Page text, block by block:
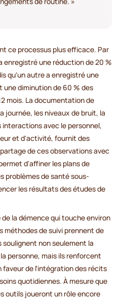
ce processus plus efficace. Par
enregistré une réduction de 20 %
qu'un autre a enregistré une
une diminution de 60 % des
mois. La documentation de
journée, les niveaux de bruit, la
avec le personnel,
et d'activité, fournit des
de ces observations avec
d'affiner les plans de
problèmes de santé sous-
les résultats des études de
la démence qui touche environ
méthodes de suivi prennent de
soulignent non seulement la
personne, mais ils renforcent
de l'intégration des récits
quotidiennes. À mesure que
outils joueront un rôle encore